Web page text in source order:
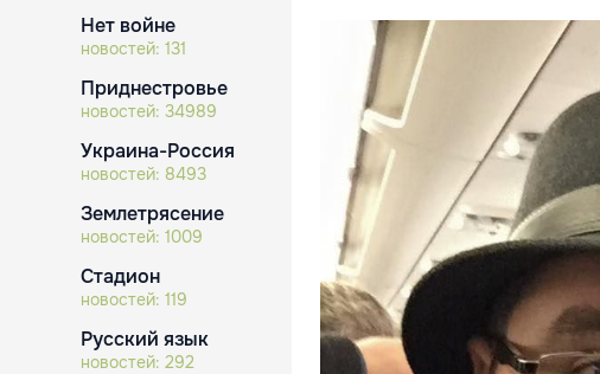
Нет войне
новостей: 131
Приднестровье
новостей: 34989
Украина-Россия
новостей: 8493
Землетрясение
новостей: 1009
Стадион
новостей: 119
Русский язык
новостей: 292